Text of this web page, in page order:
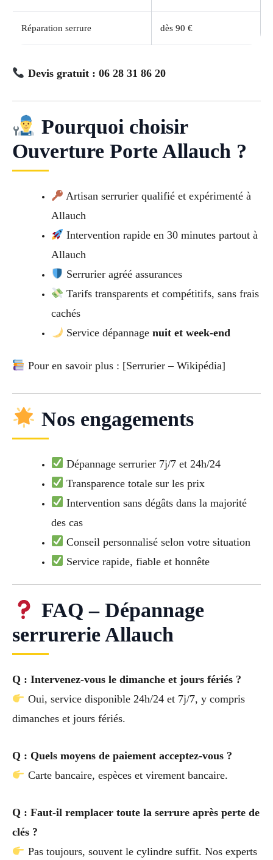
Réparation serrure dès 90 €
Devis gratuit : 06 28 31 86 20
Pourquoi choisir
Ouverture Porte Allauch ?
Artisan serrurier qualifié et expérimenté à
Allauch
Intervention rapide en 30 minutes partout à
Allauch
Serrurier agréé assurances
Tarifs transparents et compétitifs, sans frais
cachés
Service dépannagenuit et week-end
Pour en savoir plus : [Serrurier – Wikipédia]
Nos engagements
Dépannage serrurier 7j/7 et 24h/24
Transparence totale sur les prix
Intervention sans dégâts dans la majorité
des cas
Conseil personnalisé selon votre situation
Service rapide, fiable et honnête
FAQ – Dépannage
serrurerie Allauch
Q : Intervenez-vous le dimanche et jours fériés ?
Oui, service disponible 24h/24 et 7j/7, y compris
dimanches et jours fériés.
Q : Quels moyens de paiement acceptez-vous ?
Carte bancaire, espèces et virement bancaire.
Q : Faut-il remplacer toute la serrure après perte de
clés ?
Pas toujours, souvent le cylindre suffit. Nos experts